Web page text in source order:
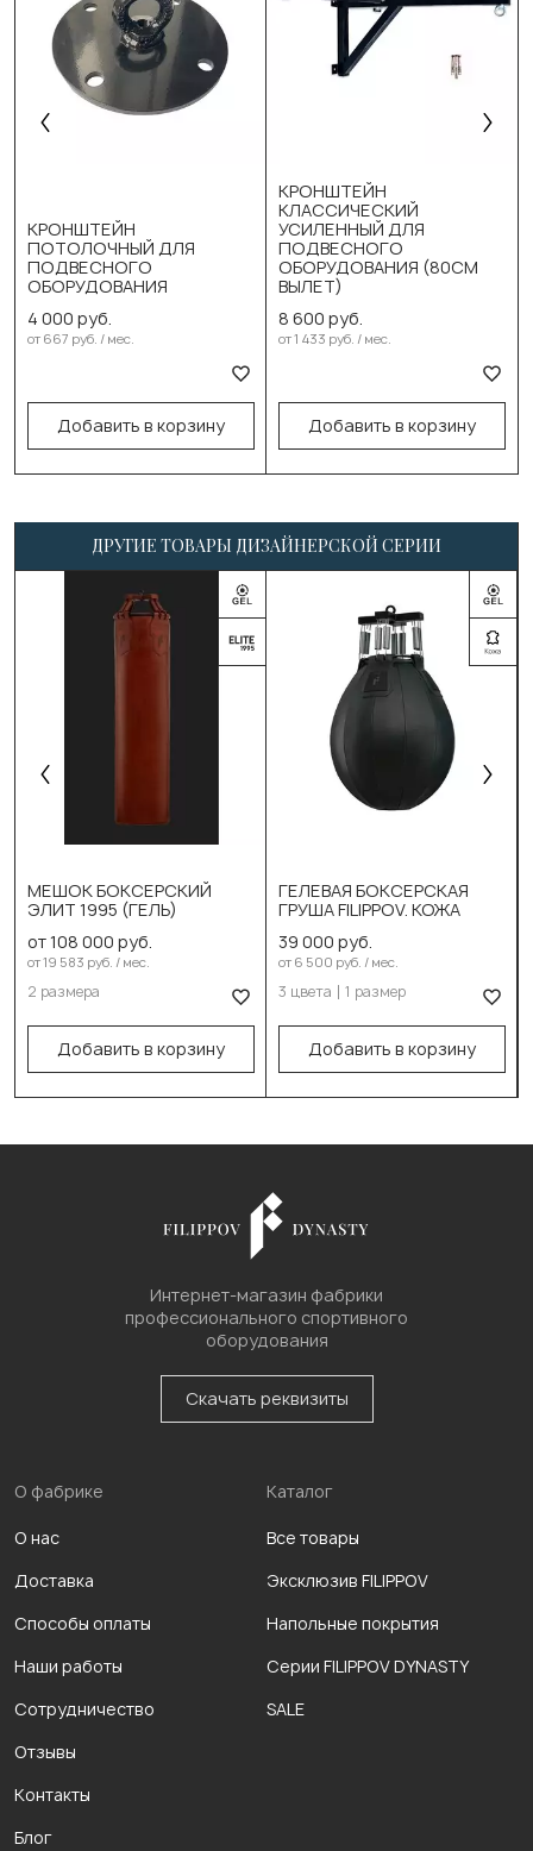
КРОНШТЕЙН
ПОТОЛОЧНЫЙ ДЛЯ
ПОДВЕСНОГО
ОБОРУДОВАНИЯ
4 000 руб.
от 667 руб. / мес.
Добавить в корзину
В корзину
КРОНШТЕЙН
КЛАССИЧЕСКИЙ
УСИЛЕННЫЙ ДЛЯ
ПОДВЕСНОГО
ОБОРУДОВАНИЯ (80СМ
ВЫЛЕТ)
8 600 руб.
от 1 433 руб. / мес.
Добавить в корзину
В корзину
ДРУГИЕ ТОВАРЫ ДИЗАЙНЕРСКОЙ СЕРИИ
МЕШОК БОКСЕРСКИЙ
ЭЛИТ 1995 (ГЕЛЬ)
от 108 000 руб.
от 19 583 руб. / мес.
2 размера
Добавить в корзину
Выберите размер:
130см/40см/100кг
150см/40см/115кг
В корзину
ГЕЛЕВАЯ БОКСЕРСКАЯ
ГРУША FILIPPOV. КОЖА
39 000 руб.
от 6 500 руб. / мес.
3 цвета 1 размер
Добавить в корзину
Выберите цвет:
Салатовый
Выберите размер:
65см/50см/75-80кг
В корзину
Интернет-магазин фабрики
профессионального спортивного
оборудования
Скачать реквизиты
О фабрике
О нас
Доставка
Способы оплаты
Наши работы
Сотрудничество
Отзывы
Контакты
Блог
Каталог
Все товары
Эксклюзив FILIPPOV
Напольные покрытия
Серии FILIPPOV DYNASTY
SALE